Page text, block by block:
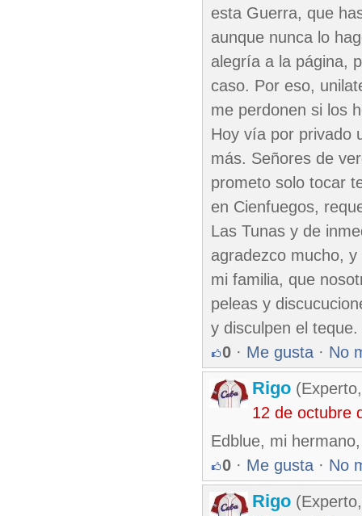
esta Guerra, que
aunque nunca lo
alegría a la página,
caso. Por eso,
me perdonen si los
Hoy vía por privado
más. Señores de
prometo solo tocar
en Cienfuegos,
Las Tunas y de
agradezco mucho,
mi familia, que
peleas y
y disculpen el teque.
0 · Me gusta · No
Rigo
12 de octubre
Edblue, mi
0 · Me gusta · No
Rigo